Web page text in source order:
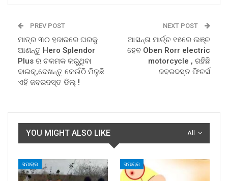
PREV POST
ମାତ୍ର ୩୦ ହଜାରରେ ଘରକୁ
ଆଣନ୍ତୁ Hero Splendor
Plus ର ଚକମକ କରୁଥିବା
ବାଇକ୍,ଦେଖନ୍ତୁ କେଉଁଠି ମିଳୁଛି
ଏହି ଜବରଦସ୍ତ ଡିଲ୍ !
NEXT POST
ଆସନ୍ତା ମାର୍ଚ୍ଚ ୧୫ରେ ଲଞ୍ଚ
ହେବ Oben Rorr electric
motorcycle , ରହିଛି
ଜବରଦସ୍ତ ଫିଚର୍ସ
All
YOU MIGHT ALSO LIKE
ସମାଚାର ସମାଚାର